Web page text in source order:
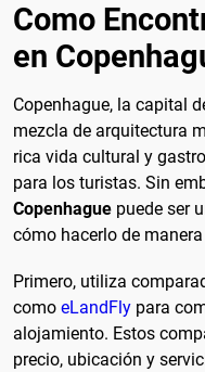
Como
en
Copenhague, la capital
mezcla de arquitectura
rica vida cultural y
para los turistas. Sin
Copenhague puede ser
cómo hacerlo de
Primero, utiliza
como eLandFly para
alojamiento. Estos
precio, ubicación y